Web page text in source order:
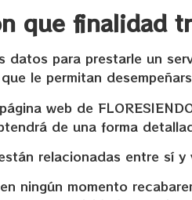
que finalidad
datos para prestarle un
le permitan
web de
de una forma
relacionadas entre sí
ningún momento